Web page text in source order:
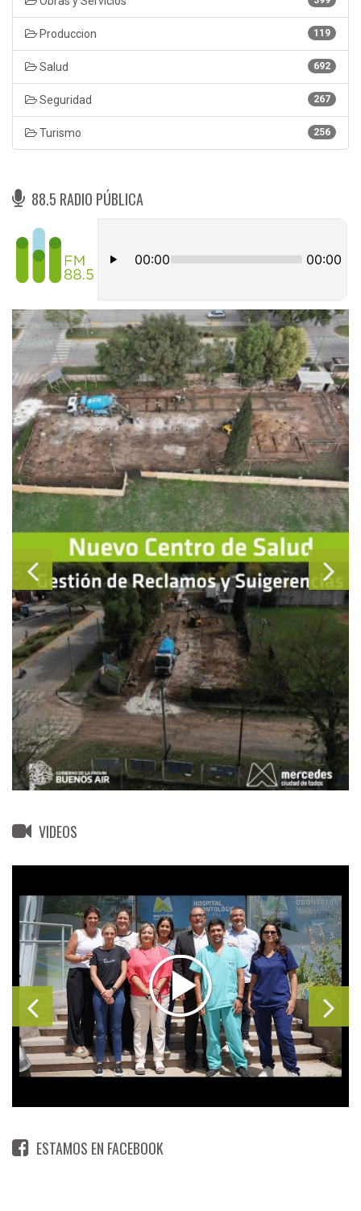
119
Produccion
692
Salud
267
Seguridad
256
Turismo
88.5 RADIO PÚBLICA
VIDEOS
ESTAMOS EN FACEBOOK